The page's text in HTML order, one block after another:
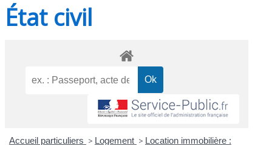
État civil
Accueil particuliers > Logement > Location immobilière :